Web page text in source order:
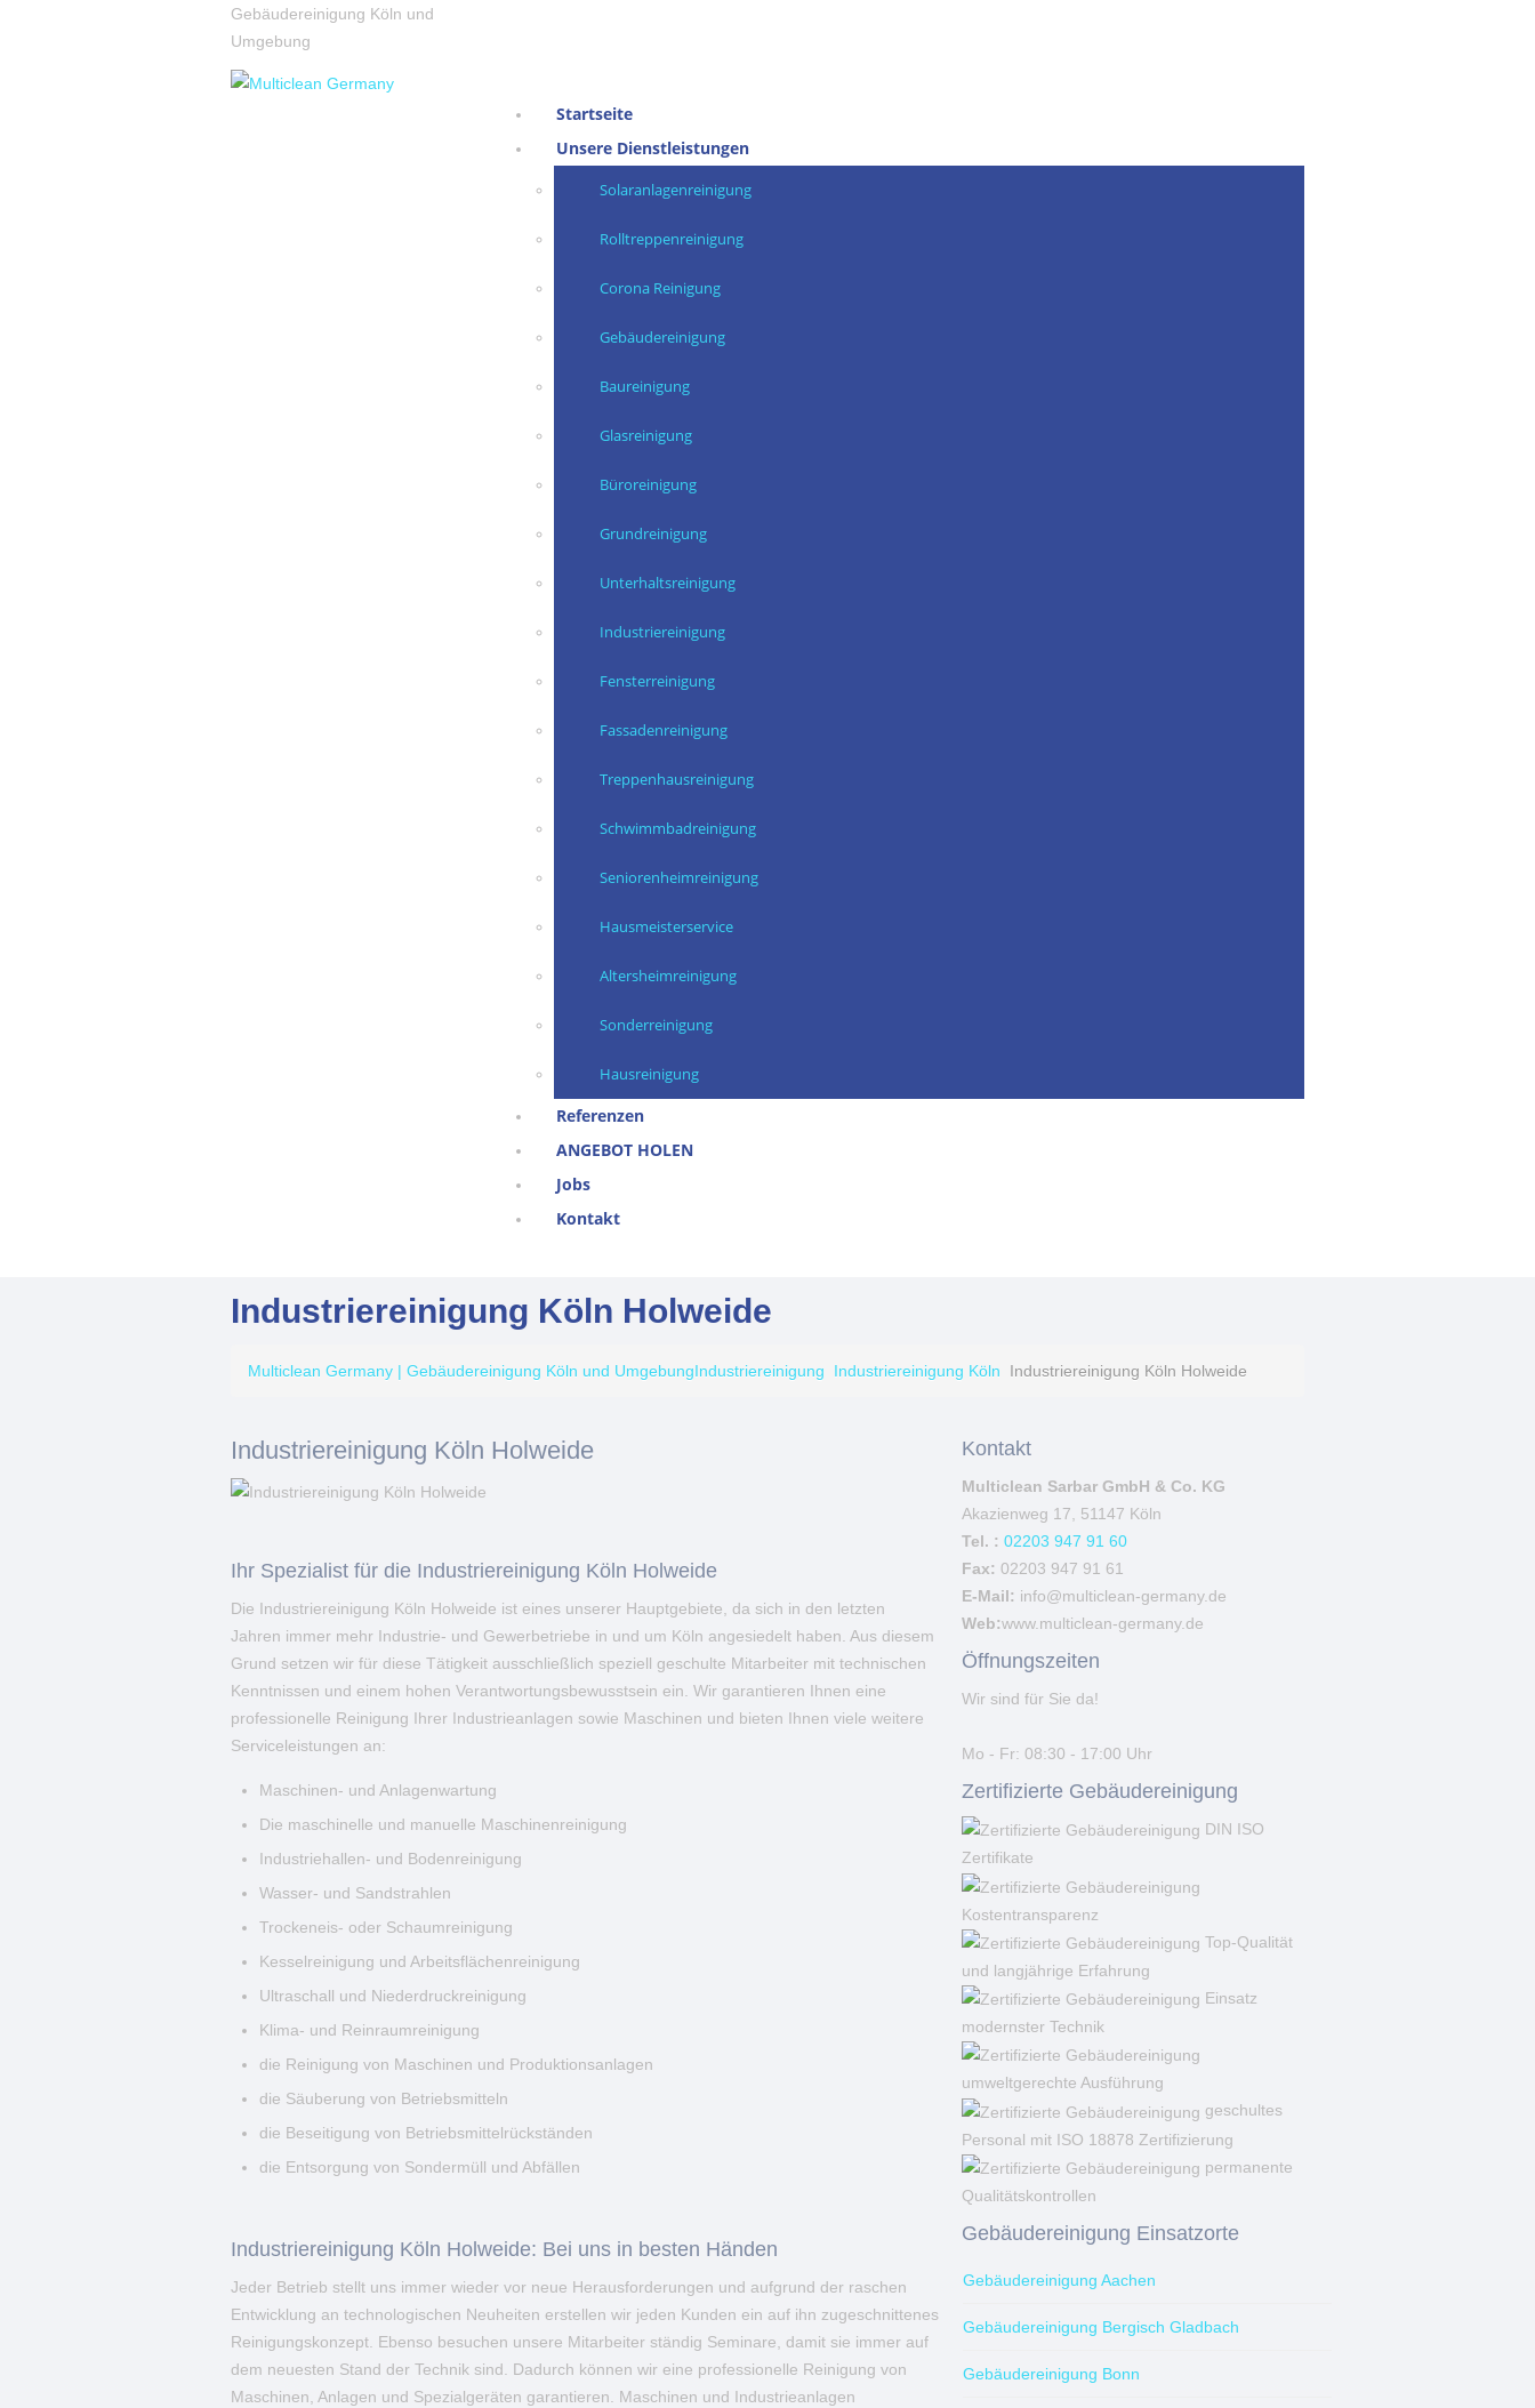
Gebäudereinigung Köln und
Umgebung
Startseite
Unsere Dienstleistungen
Solaranlagenreinigung
Rolltreppenreinigung
Corona Reinigung
Gebäudereinigung
Baureinigung
Glasreinigung
Büroreinigung
Grundreinigung
Unterhaltsreinigung
Industriereinigung
Fensterreinigung
Fassadenreinigung
Treppenhausreinigung
Schwimmbadreinigung
Seniorenheimreinigung
Hausmeisterservice
Altersheimreinigung
Sonderreinigung
Hausreinigung
Referenzen
ANGEBOT HOLEN
Jobs
Kontakt
Industriereinigung Köln Holweide
Multiclean Germany | Gebäudereinigung Köln und UmgebungIndustriereinigung Industriereinigung Köln Industriereinigung Köln Holweide
Industriereinigung Köln Holweide
Ihr Spezialist für die Industriereinigung Köln Holweide
Die Industriereinigung Köln Holweide ist eines unserer Hauptgebiete, da sich in den letzten
Jahren immer mehr Industrie- und Gewerbetriebe in und um Köln angesiedelt haben. Aus diesem
Grund setzen wir für diese Tätigkeit ausschließlich speziell geschulte Mitarbeiter mit technischen
Kenntnissen und einem hohen Verantwortungsbewusstsein ein. Wir garantieren Ihnen eine
professionelle Reinigung Ihrer Industrieanlagen sowie Maschinen und bieten Ihnen viele weitere
Serviceleistungen an:
Maschinen- und Anlagenwartung
Die maschinelle und manuelle Maschinenreinigung
Industriehallen- und Bodenreinigung
Wasser- und Sandstrahlen
Trockeneis- oder Schaumreinigung
Kesselreinigung und Arbeitsflächenreinigung
Ultraschall und Niederdruckreinigung
Klima- und Reinraumreinigung
die Reinigung von Maschinen und Produktionsanlagen
die Säuberung von Betriebsmitteln
die Beseitigung von Betriebsmittelrückständen
die Entsorgung von Sondermüll und Abfällen
Industriereinigung Köln Holweide: Bei uns in besten Händen
Jeder Betrieb stellt uns immer wieder vor neue Herausforderungen und aufgrund der raschen
Entwicklung an technologischen Neuheiten erstellen wir jeden Kunden ein auf ihn zugeschnittenes
Reinigungskonzept. Ebenso besuchen unsere Mitarbeiter ständig Seminare, damit sie immer auf
dem neuesten Stand der Technik sind. Dadurch können wir eine professionelle Reinigung von
Maschinen, Anlagen und Spezialgeräten garantieren. Maschinen und Industrieanlagen
Kontakt
Multiclean Sarbar GmbH & Co. KG
Akazienweg 17, 51147 Köln
Tel. : 02203 947 91 60
Fax: 02203 947 91 61
E-Mail: info@multiclean-germany.de
Web:www.multiclean-germany.de
Öffnungszeiten
Wir sind für Sie da!
Mo - Fr: 08:30 - 17:00 Uhr
Zertifizierte Gebäudereinigung
DIN ISO
Zertifikate
Kostentransparenz
Top-Qualität
und langjährige Erfahrung
Einsatz
modernster Technik
umweltgerechte Ausführung
geschultes
Personal mit ISO 18878 Zertifizierung
permanente
Qualitätskontrollen
Gebäudereinigung Einsatzorte
Gebäudereinigung Aachen
Gebäudereinigung Bergisch Gladbach
Gebäudereinigung Bonn